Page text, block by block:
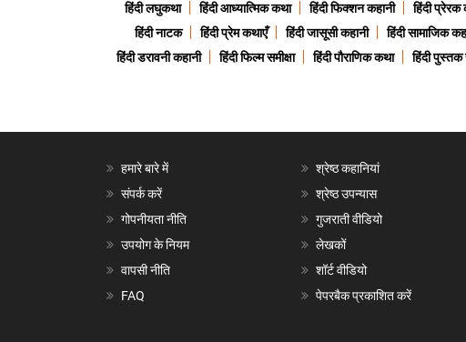
हिंदी लघुकथा हिंदी आध्यात्मिक कथा हिंदी फिक्शन कहानी हिंदी प्रेरक
हिंदी नाटक
हिंदी प्रेम कथाएँ हिंदी जासूसी कहानी हिंदी सामाजिक
हिंदी डरावनी कहानी
हिंदी फिल्म समीक्षा हिंदी पौराणिक कथा हिंदी पुस्तक
हमारे बारे में
संपर्क करें
गोपनीयता नीति
उपयोग के नियम
वापसी नीति
FAQ
श्रेष्ठ कहानियां
श्रेष्ठ उपन्यास
गुजराती वीडियो
लेखकों
शॉर्ट वीडियो
पेपरबैक प्रकाशित करें